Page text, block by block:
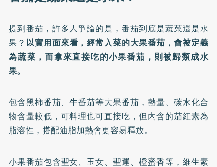
提到番茄，許多人爭論的是，番茄到底是蔬菜還是水
果？ 以實用面來看，經常入菜的大果番茄，會被定義
為蔬菜，而拿來直接吃的小果番茄，則被歸類成水
果。
包含黑柿番茄、牛番茄等大果番茄，熱量、碳水化合
物含量較低，可料理也可直接吃，但內含的茄紅素為
脂溶性，搭配油脂加熱會更容易釋放。
小果番茄包含聖女、玉女、聖運、橙蜜香等，維生素